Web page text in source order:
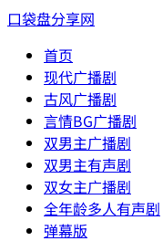
口袋盘分享网
首页
现代广播剧
古风广播剧
言情BG广播剧
双男主广播剧
双男主有声剧
双女主广播剧
全年龄多人有声剧
弹幕版